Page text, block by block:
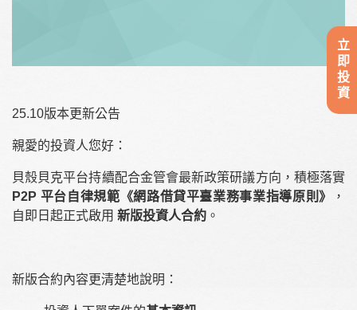
25.10版本更新公告
親愛的投資人您好：
貝殼貝克平台持續配合金管會最新政策研議方向，積極落實
P2P 平台自律規範《網路借貸平臺業務事業指導原則》
，
自即日起正式啟用 新版投資人合約 。
新版合約內容更清楚地說明：
立即投資